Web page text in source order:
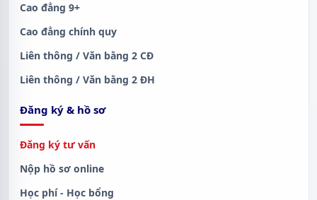
Cao đẳng 9+
Cao đẳng chính quy
Liên thông / Văn bằng 2 CĐ
Liên thông / Văn bằng 2 ĐH
Đăng ký & hồ sơ
Đăng ký tư vấn
Nộp hồ sơ online
Học phí - Học bổng